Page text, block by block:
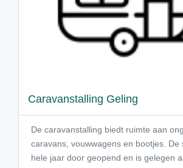
Caravanstalling Geling
De caravanstalling biedt ruimte aan
caravans, vouwwagens en bootjes. De
hele jaar door geopend en is gelegen